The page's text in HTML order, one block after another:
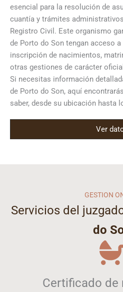
esencial para la resolución de
cuantía y trámites
Registro Civil. Este organismo
de Porto do Son tengan acceso
inscripción de nacimientos,
otras gestiones de carácter
Si necesitas información
de Porto do Son, aquí
saber, desde su ubicación hasta
Ver
GESTION
Servicios del
do
Certificado de